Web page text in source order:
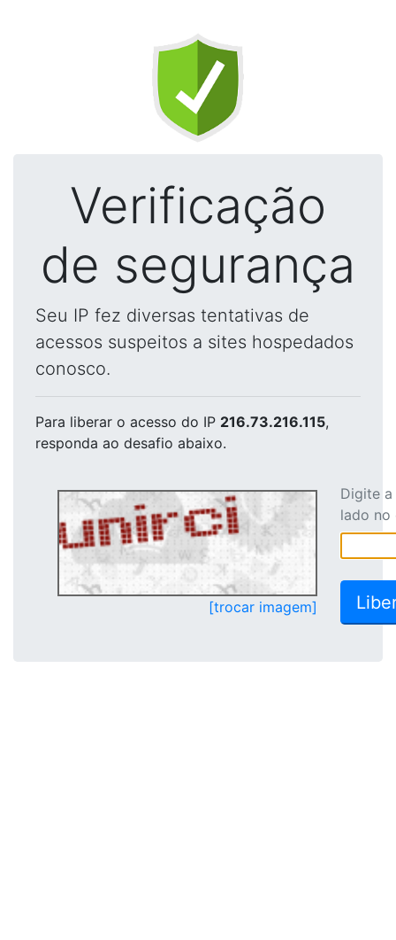
Verificação
de segurança
Seu IP fez diversas tentativas de
acessos suspeitos a sites hospedados
conosco.
Para liberar o acesso do IP 216.73.216.115,
responda ao desafio abaixo.
[trocar imagem]
Digite
lado no